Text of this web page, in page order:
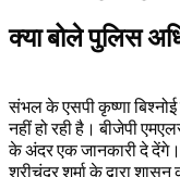
क्या बोले पुलिस
संभल के एसपी कृष्णा
नहीं हो रही है। बीजेपी
के अंदर एक जानकारी दे
श्रीचंद्र शर्मा के द्वारा